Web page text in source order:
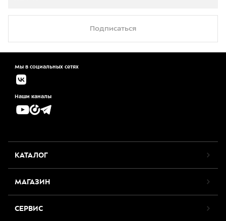
Подписаться
Мы в социальных сетях
Наши каналы
КАТАЛОГ
МАГАЗИН
СЕРВИС